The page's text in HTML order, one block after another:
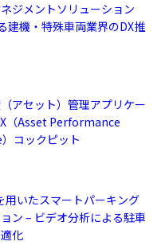
ジメントソリューション
建機・特殊車両業界のDX推
アセット）管理アプリケー
（Asset Performance
コックピット
いたスマートパーキング
ン – ビデオ分析による駐車
化
幕張メッセで開催される『第8
）』へ出展いたしました。
をご紹介しました。
ーションのほか、グループ会
社、佐鳥電機株式会社のソリュ
いただけます。
日（土）10:00~17:00（最終日
08